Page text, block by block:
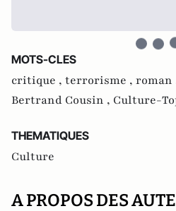
MOTS-CLES
critique , terrorisme , roman
Bertrand Cousin , Culture-
THEMATIQUES
Culture
A PROPOS DES